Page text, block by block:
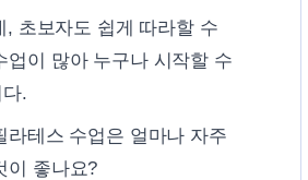
, 초보자도 쉽게 따라할 수
업이 많아 누구나 시작할 수
.
라테스 수업은 얼마나 자주
이 좋나요?